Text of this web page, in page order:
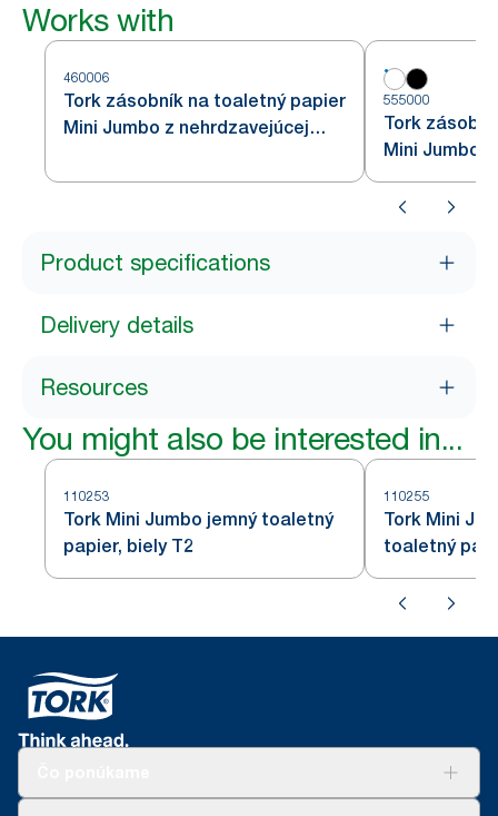
Works with
460006
Tork zásobník na toaletný papier
Mini Jumbo z nehrdzavejúcej
555000
Tork
Mini Jumbo,
Product specifications
Delivery details
Resources
You might also be interested in...
110253
Tork Mini Jumbo jemný toaletný
papier, biely T2
110255
Tork Mini
toaletný